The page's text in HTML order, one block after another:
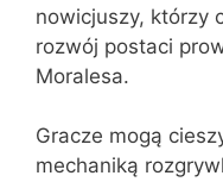
nowicjuszy, którzy
rozwój postaci
Moralesa.
Gracze mogą
mechaniką